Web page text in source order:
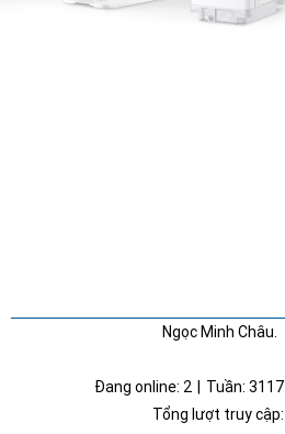
Ngọc Minh Châu.
Đang online: 2 Tuần: 3117
Tổng lượt truy cập: